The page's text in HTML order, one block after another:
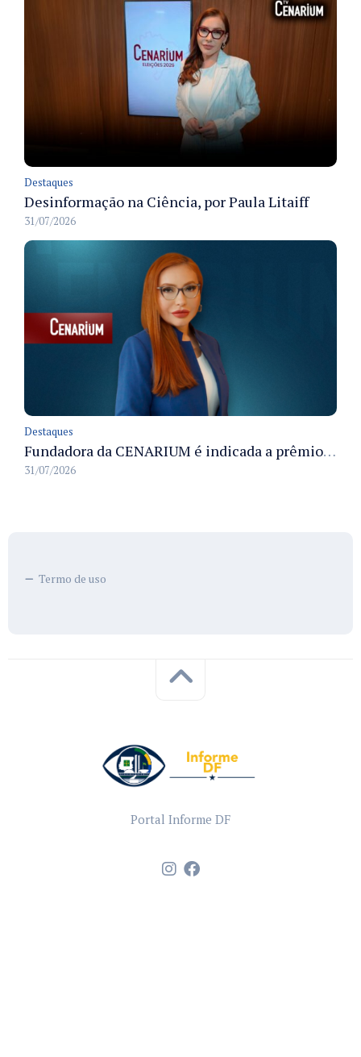
Destaques
Desinformação na Ciência, por Paula Litaiff
31/07/2026
Destaques
Fundadora da CENARIUM é indicada a prêmio 100+ Jornalistas Admirados
31/07/2026
Termo de uso
Portal Informe DF